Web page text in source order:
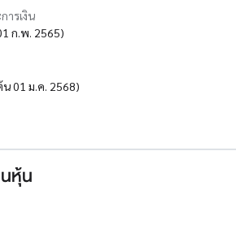
รเงิน
ก.พ. 2565)
01 ม.ค. 2568)
หุ้น